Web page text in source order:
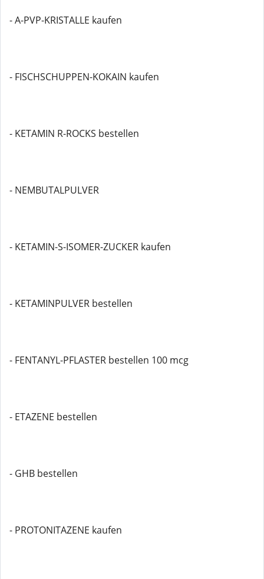
- A-PVP-KRISTALLE kaufen
- FISCHSCHUPPEN-KOKAIN kaufen
- KETAMIN R-ROCKS bestellen
- NEMBUTALPULVER
- KETAMIN-S-ISOMER-ZUCKER kaufen
- KETAMINPULVER bestellen
- FENTANYL-PFLASTER bestellen 100 mcg
- ETAZENE bestellen
- GHB bestellen
- PROTONITAZENE kaufen